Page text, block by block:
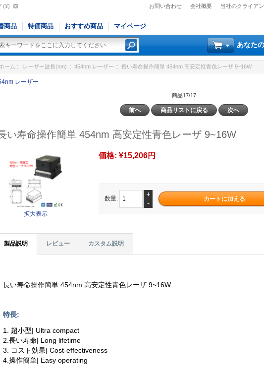
お問い合わせ 会社概要 当社のクライアン
(¥)
商品 特価商品 おすすめ商品 マイページ
あなた
ホーム :: レーザー波長(nm) ::454nm レーザー :: 長い寿命操作簡単 454nm 高安定性青色レーザ 9~16W
レーザー
商品17/17
前へ 商品リストに戻る 次へ
い寿命操作簡単 454nm 高安定性青色レーザ 9~16W
拡大表示
価格:¥15,206円
数量.
+
-
製品説明 レビュー カスタム説明
長い寿命操作簡単 454nm 高安定性青色レーザ 9~16W
特長:
1. 超小型| Ultra compact
2.長い寿命| Long lifetime
3. コスト効果| Cost-effectiveness
4.操作簡単| Easy operating